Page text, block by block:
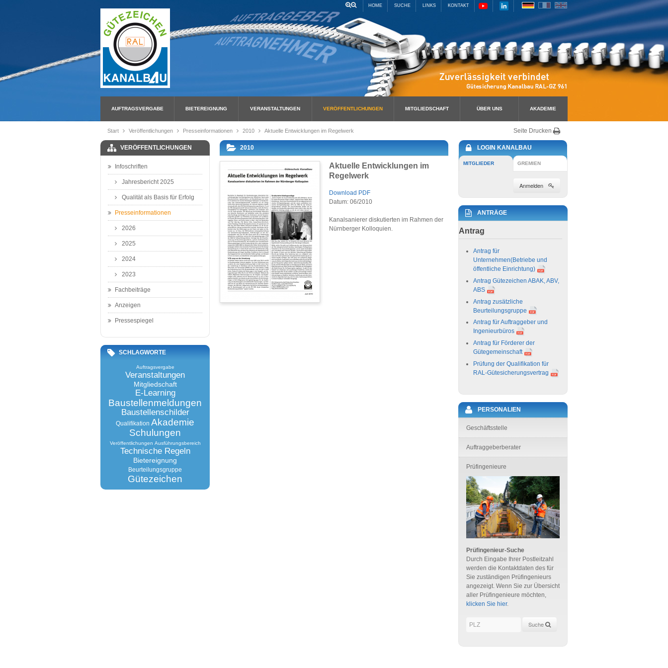
HOME SUCHE LINKS KONTAKT
AUFTRAGSVERGABE BIETEREIGNUNG VERANSTALTUNGEN VERÖFFENTLICHUNGEN MITGLIEDSCHAFT ÜBER UNS AKADEMIE
Seite Drucken
Start Veröffentlichungen Presseinformationen 2010 Aktuelle Entwicklungen im Regelwerk
2010
Aktuelle Entwicklungen im
Regelwerk
Download PDF
Datum: 06/2010
Kanalsanierer diskutierten im Rahmen der
Nürnberger Kolloquien.
VERÖFFENTLICHUNGEN
Infoschriften
Jahresbericht 2025
Qualität als Basis für Erfolg
Presseinformationen
2026
2025
2024
2023
Fachbeiträge
Anzeigen
Pressespiegel
SCHLAGWORTE
Auftragsvergabe
Veranstaltungen
Mitgliedschaft
E-Learning
Baustellenmeldungen
Baustellenschilder
Qualifikation Akademie
Schulungen
Veröffentlichungen Ausführungsbereich
Technische Regeln
Bietereignung
Beurteilungsgruppe
Gütezeichen
LOGIN KANALBAU
MITGLIEDER GREMIEN
Anmelden
ANTRÄGE
Antrag
Antrag für
Unternehmen(Betriebe und
öffentliche Einrichtung)
Antrag Gütezeichen ABAK, ABV,
ABS
Antrag zusätzliche
Beurteilungsgruppe
Antrag für Auftraggeber und
Ingenieurbüros
Antrag für Förderer der
Gütegemeinschaft
Prüfung der Qualifikation für
RAL-Gütesicherungsvertrag
PERSONALIEN
Geschäftsstelle
Auftraggeberberater
Prüfingenieure
Prüfingenieur-Suche
Durch Eingabe Ihrer Postleitzahl
werden die Kontaktdaten des für
Sie zuständigen Prüfingenieurs
angezeigt. Wenn Sie zur Übersicht
aller Prüfingenieure möchten,
klicken Sie hier.
Suche